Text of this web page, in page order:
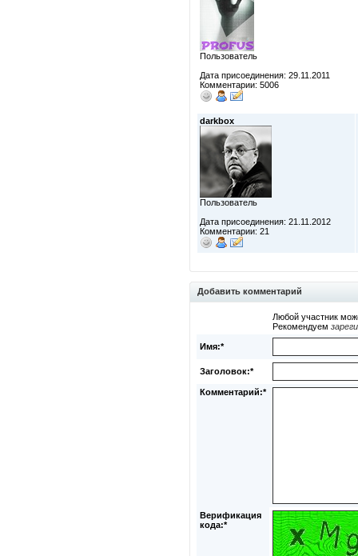
Пользователь
Дата присоединения: 29.11.2011
Комментарии: 5006
darkbox
Пользователь
Дата присоединения: 21.11.2012
Комментарии: 21
Добавить комментарий
Любой участник
Рекомендуем
Имя:*
Заголовок:*
Комментарий:*
Верификация
кода:*